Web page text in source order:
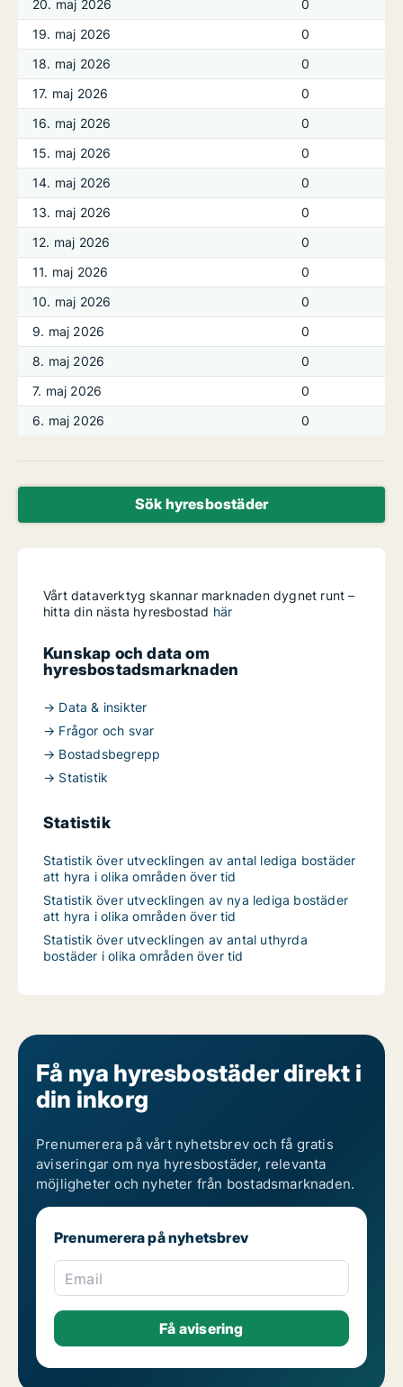
20. maj 2026
0
19. maj 2026
0
18. maj 2026
0
17. maj 2026
0
16. maj 2026
0
15. maj 2026
0
14. maj 2026
0
13. maj 2026
0
12. maj 2026
0
11. maj 2026
0
10. maj 2026
0
9. maj 2026
0
8. maj 2026
0
7. maj 2026
0
6. maj 2026
0
Sök hyresbostäder
Vårt dataverktyg skannar marknaden dygnet runt –
hitta din nästa hyresbostad här
Kunskap och data om
hyresbostadsmarknaden
→ Data & insikter
→ Frågor och svar
→ Bostadsbegrepp
→ Statistik
Statistik
Statistik över utvecklingen av antal lediga bostäder
att hyra i olika områden över tid
Statistik över utvecklingen av nya lediga bostäder
att hyra i olika områden över tid
Statistik över utvecklingen av antal uthyrda
bostäder i olika områden över tid
Få nya hyresbostäder direkt i
din inkorg
Prenumerera på vårt nyhetsbrev och få gratis
aviseringar om nya hyresbostäder, relevanta
möjligheter och nyheter från bostadsmarknaden.
Prenumerera på nyhetsbrev
Email